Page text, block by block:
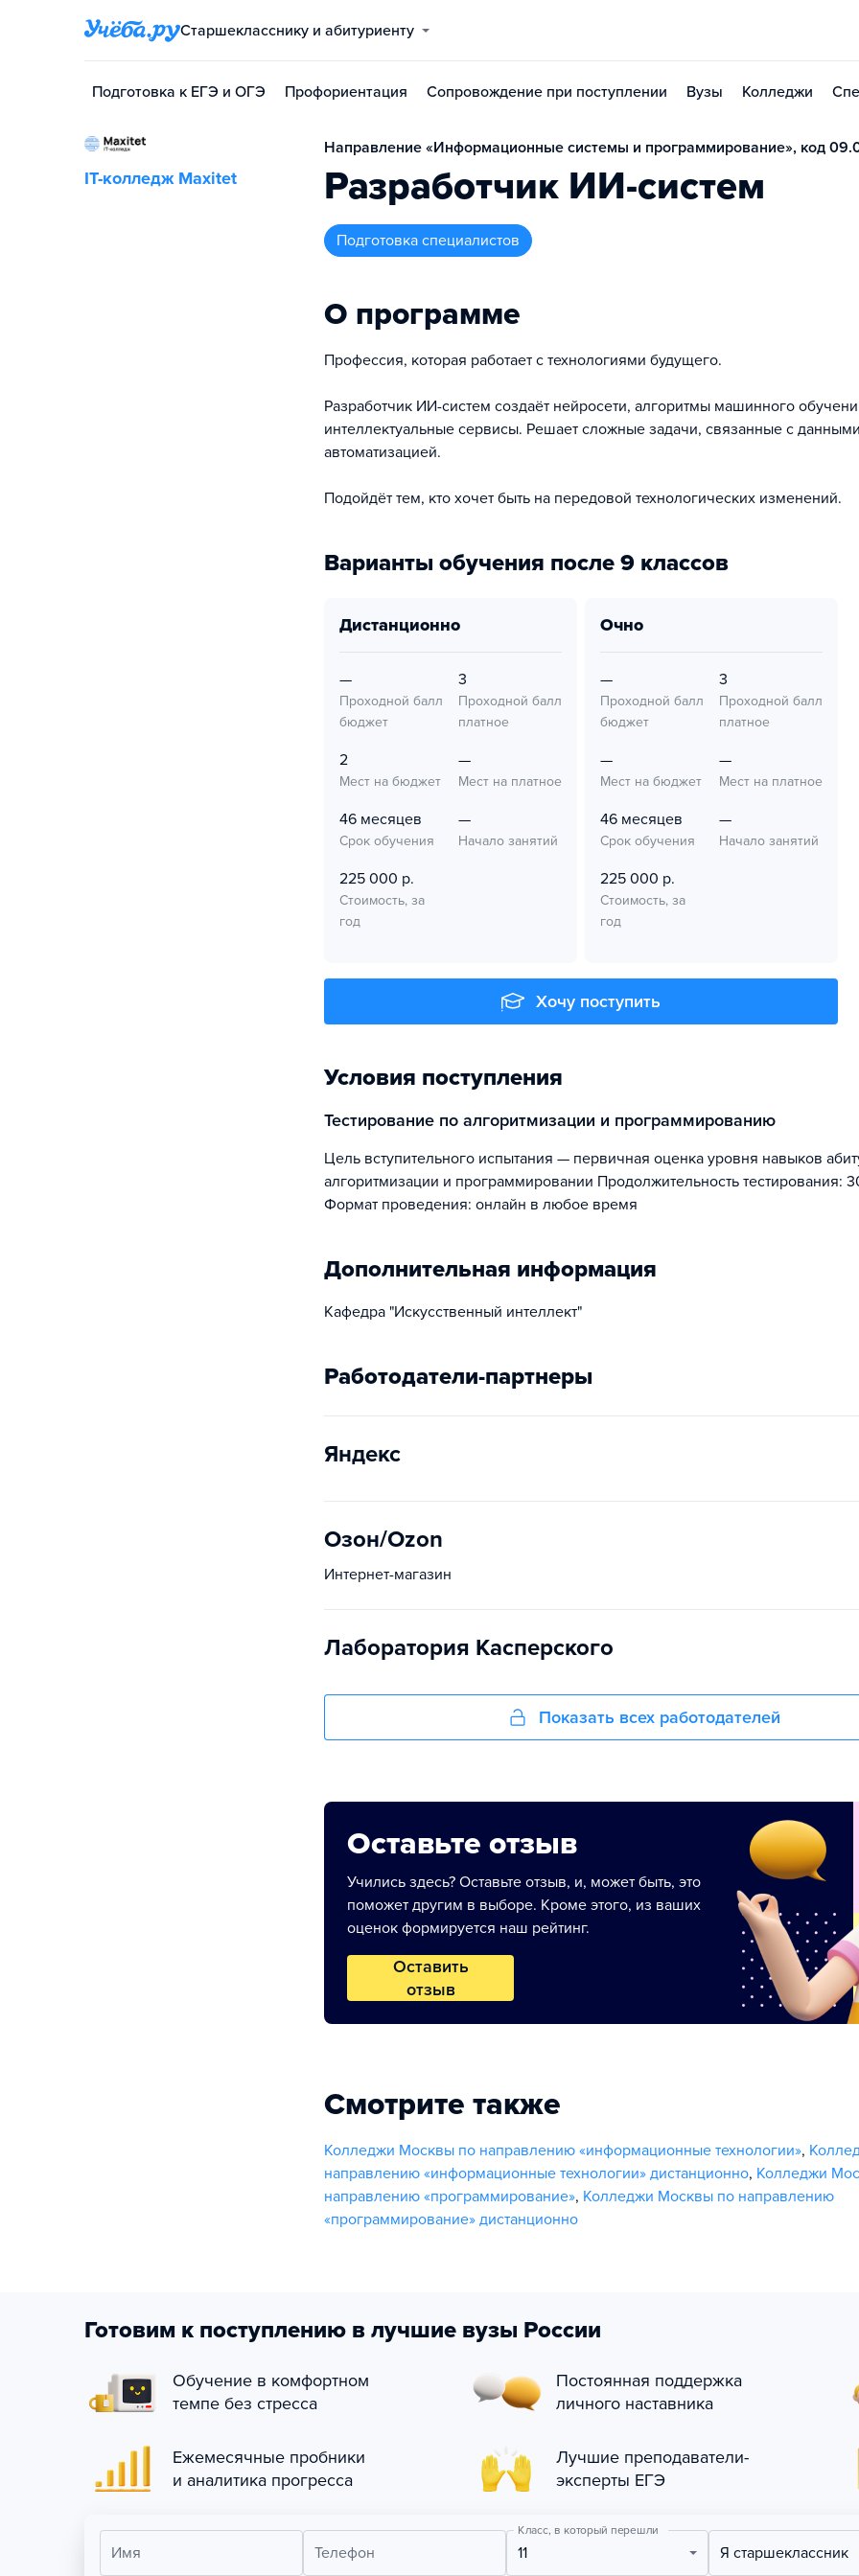
Старшекласснику и абитуриенту
Подготовка к ЕГЭ и ОГЭ Профориентация Сопровождение при поступлении Вузы Колледжи
IT-колледж Maxitet
Направление «Информационные системы и программирование», код
Разработчик ИИ-систем
подготовка специалистов
О программе
Профессия, которая работает с технологиями будущего.
Разработчик ИИ-систем создаёт нейросети, алгоритмы машинного
интеллектуальные сервисы. Решает сложные задачи, связанные с
автоматизацией.
Подойдёт тем, кто хочет быть на передовой технологических изменений.
Варианты обучения после 9 классов
дистанционно
—
Проходной балл
бюджет
3
Проходной балл
платное
2
Мест на бюджет
—
Мест на платное
46 месяцев
Срок обучения
—
Начало занятий
225 000 р.
Стоимость, за
год
очно
—
Проходной балл
бюджет
3
Проходной балл
платное
—
Мест на бюджет
—
Мест на платное
46 месяцев
Срок обучения
—
Начало занятий
225 000 р.
Стоимость, за
год
Хочу поступить
Условия поступления
Тестирование по алгоритмизации и программированию
Цель вступительного испытания — первичная оценка уровня навыков абитуриента в
алгоритмизации и программировании Продолжительность тестирования:
Формат проведения: онлайн в любое время
Дополнительная информация
Кафедра "Искусственный интеллект"
Работодатели-партнеры
Яндекс
Озон/Ozon
Интернет-магазин
Лаборатория Касперского
Показать всех работодателей
Оставьте отзыв
Учились здесь? Оставьте отзыв, и, может быть, это
поможет другим в выборе. Кроме этого, из ваших
оценок формируется наш рейтинг.
Оставить
отзыв
Смотрите также
Колледжи Москвы по направлению «информационные технологии»,
направлению «информационные технологии» дистанционно, Колледжи
направлению «программирование», Колледжи Москвы по направлению
«программирование» дистанционно
Готовим к поступлению в лучшие вузы России
Обучение в комфортном
темпе без стресса
Постоянная поддержка
личного наставника
Ежемесячные пробники
и аналитика прогресса
Лучшие преподаватели-
эксперты ЕГЭ
Имя Телефон
Класс, в который перешли
11 Я старшеклассник